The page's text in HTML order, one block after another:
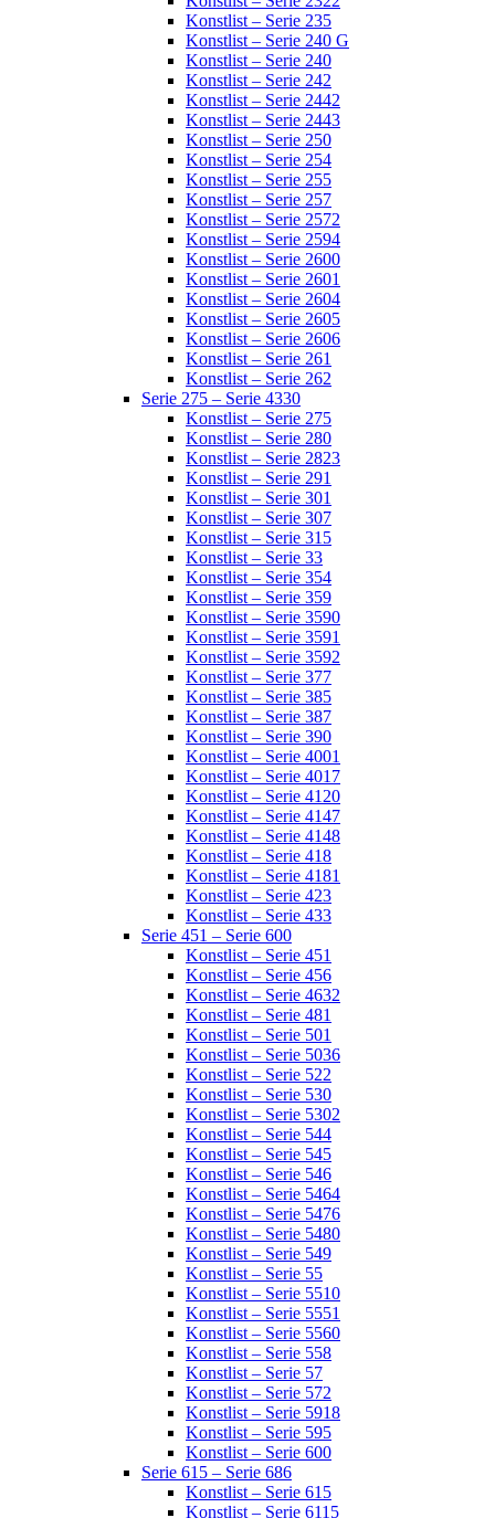
Konstlist – Serie 235
Konstlist – Serie 240 G
Konstlist – Serie 240
Konstlist – Serie 242
Konstlist – Serie 2442
Konstlist – Serie 2443
Konstlist – Serie 250
Konstlist – Serie 254
Konstlist – Serie 255
Konstlist – Serie 257
Konstlist – Serie 2572
Konstlist – Serie 2594
Konstlist – Serie 2600
Konstlist – Serie 2601
Konstlist – Serie 2604
Konstlist – Serie 2605
Konstlist – Serie 2606
Konstlist – Serie 261
Konstlist – Serie 262
Serie 275 – Serie 4330
Konstlist – Serie 275
Konstlist – Serie 280
Konstlist – Serie 2823
Konstlist – Serie 291
Konstlist – Serie 301
Konstlist – Serie 307
Konstlist – Serie 315
Konstlist – Serie 33
Konstlist – Serie 354
Konstlist – Serie 359
Konstlist – Serie 3590
Konstlist – Serie 3591
Konstlist – Serie 3592
Konstlist – Serie 377
Konstlist – Serie 385
Konstlist – Serie 387
Konstlist – Serie 390
Konstlist – Serie 4001
Konstlist – Serie 4017
Konstlist – Serie 4120
Konstlist – Serie 4147
Konstlist – Serie 4148
Konstlist – Serie 418
Konstlist – Serie 4181
Konstlist – Serie 423
Konstlist – Serie 433
Serie 451 – Serie 600
Konstlist – Serie 451
Konstlist – Serie 456
Konstlist – Serie 4632
Konstlist – Serie 481
Konstlist – Serie 501
Konstlist – Serie 5036
Konstlist – Serie 522
Konstlist – Serie 530
Konstlist – Serie 5302
Konstlist – Serie 544
Konstlist – Serie 545
Konstlist – Serie 546
Konstlist – Serie 5464
Konstlist – Serie 5476
Konstlist – Serie 5480
Konstlist – Serie 549
Konstlist – Serie 55
Konstlist – Serie 5510
Konstlist – Serie 5551
Konstlist – Serie 5560
Konstlist – Serie 558
Konstlist – Serie 57
Konstlist – Serie 572
Konstlist – Serie 5918
Konstlist – Serie 595
Konstlist – Serie 600
Serie 615 – Serie 686
Konstlist – Serie 615
Konstlist – Serie 6115